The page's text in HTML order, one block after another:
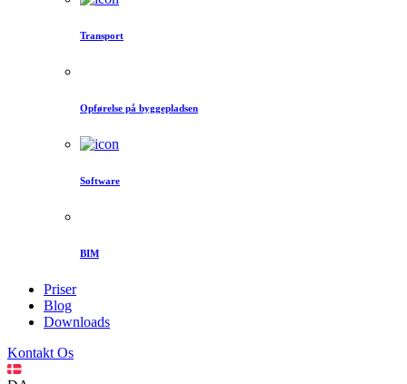
Transport
Opførelse på byggepladsen
Software
BIM
Priser
Blog
Downloads
Kontakt Os